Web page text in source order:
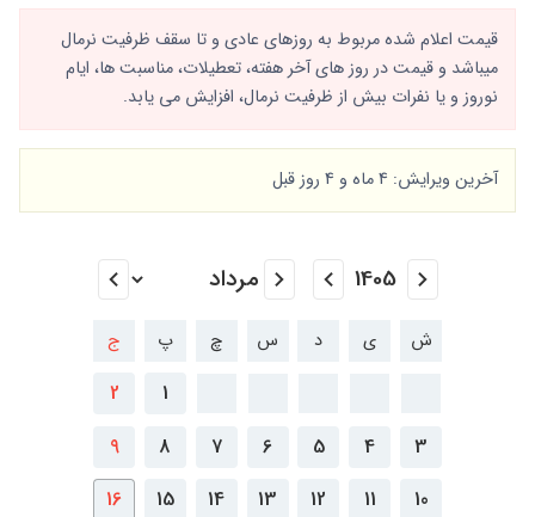
قیمت اعلام شده مربوط به روزهای عادی و تا سقف ظرفیت نرمال
میباشد و قیمت در روز های آخر هفته، تعطیلات، مناسبت ها، ایام
نوروز و یا نفرات بیش از ظرفیت نرمال، افزایش می یابد.
آخرین ویرایش: 4 ماه و 4 روز قبل
ش ی د س چ پ ج
1
2
3
4
5
6
7
8
9
10
11
12
13
14
15
16